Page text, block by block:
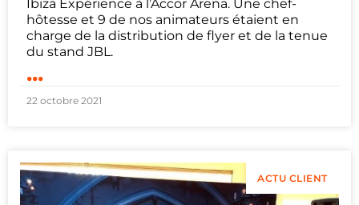
Ibiza Expérience à l’Accor Arena. Une chef-
hôtesse et 9 de nos animateurs étaient en
charge de la distribution de flyer et de la tenue
du stand JBL.
...
22 octobre 2021
ACTU CLIENT